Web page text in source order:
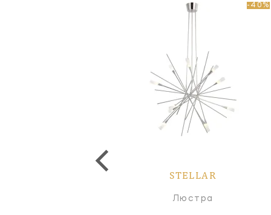
-40%
STELLAR
Люстра